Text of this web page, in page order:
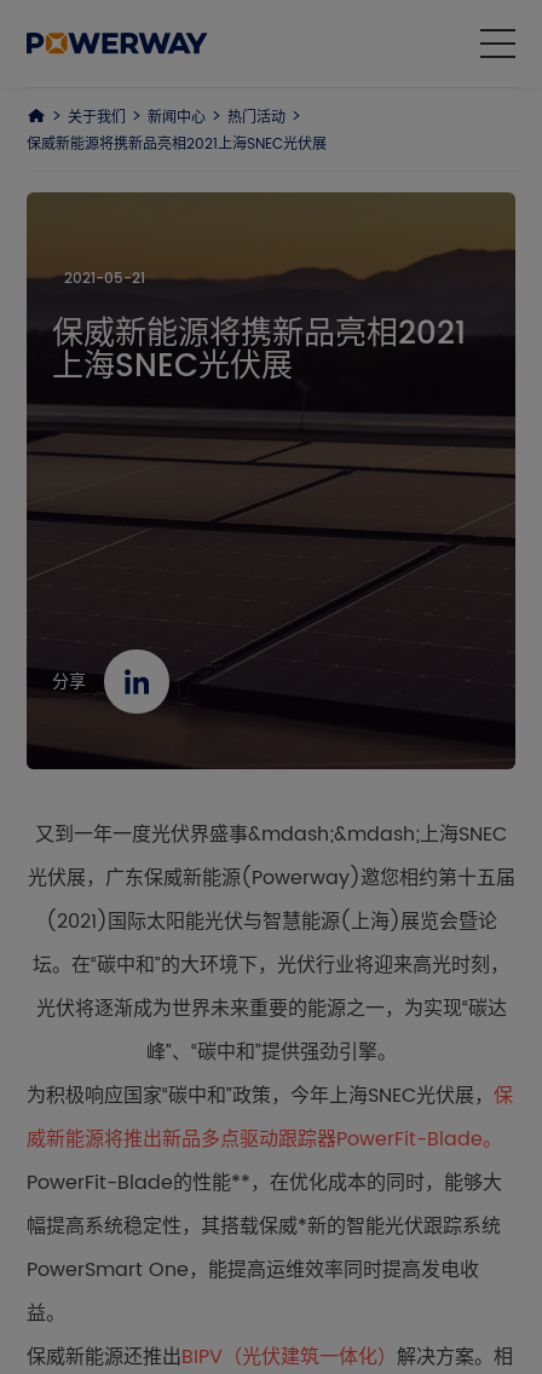
产品中心
解决方案
项目案例
为什么选择我们
关于我们
联系我们
CN
关于我们 新闻中心
热门活动
保威新能源将携新品亮相2021上海SNEC光伏展
2021-05-21
保威新能源将携新品亮相2021
上海SNEC光伏展
分享
又到一年一度光伏界盛事&mdash;&mdash;上海SNEC
光伏展，广东保威新能源(Powerway)邀您相约第十五届
(2021)国际太阳能光伏与智慧能源(上海)展览会暨论
坛。在“碳中和”的大环境下，光伏行业将迎来高光时刻，
光伏将逐渐成为世界未来重要的能源之一，为实现“碳达
峰”、“碳中和”提供强劲引擎。
为积极响应国家“碳中和”政策，今年上海SNEC光伏展，保
威新能源将推出新品多点驱动跟踪器PowerFit-Blade。
PowerFit-Blade的性能**，在优化成本的同时，能够大
幅提高系统稳定性，其搭载保威*新的智能光伏跟踪系统
PowerSmart One， 能提高运维效率同时提高发电收
益。
保威新能源还推出BIPV（光伏建筑一体化） 解决方案。相